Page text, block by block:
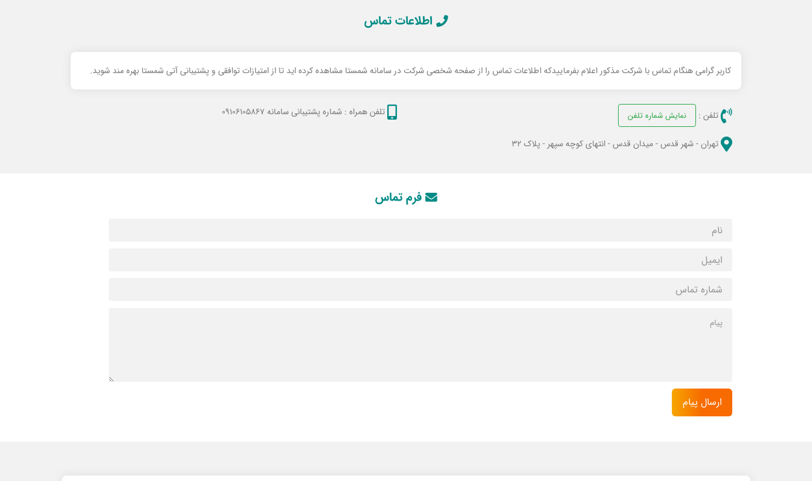
اطلاعات تماس
کاربر گرامی هنگام تماس با شرکت مذکور اعلام بفرماییدکه اطلاعات تماس را از صفحه شخصی شرکت در سامانه شمستا مشاهده کرده اید تا از امتیازات توافقی و پشتیبانی آتی شمستا بهره مند شوید.
تلفن : نمایش شماره تلفن تلفن همراه : شماره پشتیبانی سامانه 09106105867
تهران - شهر قدس - میدان قدس - انتهای کوچه سپهر - پلاک 32
فرم تماس